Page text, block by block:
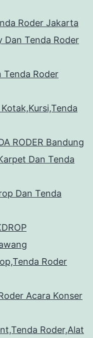
Roder Jakarta
Dan Tenda Roder
Tenda Roder
RODER Bandung
Dan Tenda
Dan Tenda
Roder
Acara Konser
Roder,Alat